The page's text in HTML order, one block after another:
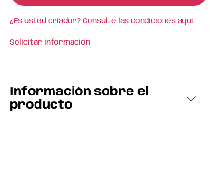
¿Es usted criador? Consulte las condiciones aquí.
Solicitar información
Información sobre el
producto